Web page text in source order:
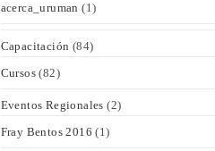
acerca_uruman (1)
Capacitación (84)
Cursos (82)
Eventos Regionales (2)
Fray Bentos 2016 (1)